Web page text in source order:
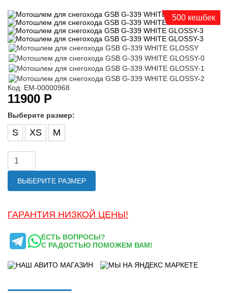
500 кешбек
Код: ЕМ-00000968
11900 Р
Выберите размер:
S XS M
ВЫБЕРИТЕ РАЗМЕР
ГАРАНТИЯ НИЗКОЙ ЦЕНЫ!
ЕСТЬ ВОПРОСЫ?
С РАДОСТЬЮ ПОМОЖЕМ ВАМ!